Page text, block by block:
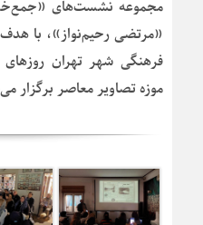
مجموعه نشست‌های
«مرتضی رحیم‌نواز»، با
فرهنگی شهر تهران
موزه تصاویر معاصر برگزار